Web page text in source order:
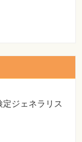
ジェネラリス